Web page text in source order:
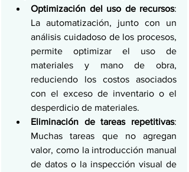
Optimización del uso de recursos:
La automatización, junto con un
análisis cuidadoso de los procesos,
permite optimizar el uso de
materiales y mano de obra,
reduciendo los costos asociados
con el exceso de inventario o el
desperdicio de materiales.
Eliminación de tareas repetitivas:
Muchas tareas que no agregan
valor, como la introducción manual
de datos o la inspección visual de